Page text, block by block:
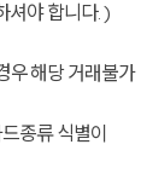
셔야 합니다. )
우 해당 거래불가
종류 식별이